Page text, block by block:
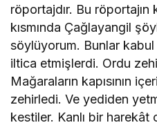
röportajdır. Bu röportajın
kısmında Çağlayangil
söylüyorum. Bunlar
iltica etmişlerdi. Ordu
Mağaraların kapısının
zehirledi. Ve yediden
kestiler. Kanlı bir